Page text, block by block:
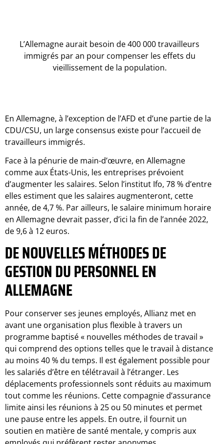
L’Allemagne aurait besoin de 400 000 travailleurs
immigrés par an pour compenser les effets du
vieillissement de la population.
En Allemagne, à l’exception de l’AFD et d’une partie de la
CDU/CSU, un large consensus existe pour l’accueil de
travailleurs immigrés.
Face à la pénurie de main-d’œuvre, en Allemagne
comme aux États-Unis, les entreprises prévoient
d’augmenter les salaires. Selon l’institut Ifo, 78 % d’entre
elles estiment que les salaires augmenteront, cette
année, de 4,7 %. Par ailleurs, le salaire minimum horaire
en Allemagne devrait passer, d’ici la fin de l’année 2022,
de 9,6 à 12 euros.
DE NOUVELLES MÉTHODES DE
GESTION DU PERSONNEL EN
ALLEMAGNE
Pour conserver ses jeunes employés, Allianz met en
avant une organisation plus flexible à travers un
programme baptisé « nouvelles méthodes de travail »
qui comprend des options telles que le travail à distance
au moins 40 % du temps. Il est également possible pour
les salariés d’être en télétravail à l’étranger. Les
déplacements professionnels sont réduits au maximum
tout comme les réunions. Cette compagnie d’assurance
limite ainsi les réunions à 25 ou 50 minutes et permet
une pause entre les appels. En outre, il fournit un
soutien en matière de santé mentale, y compris aux